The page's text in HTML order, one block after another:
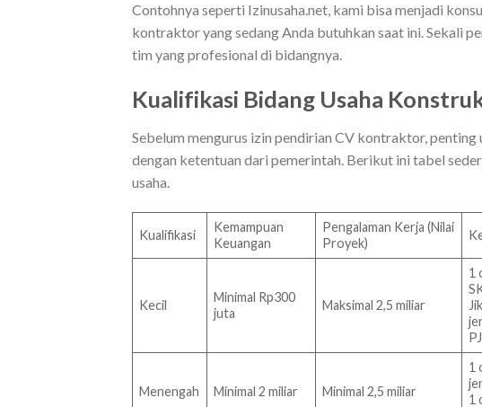
Contohnya seperti Izinusaha.net, kami bisa menjadi
kontraktor yang sedang Anda butuhkan saat ini. Sekali
tim yang profesional di bidangnya.
Kualifikasi Bidang Usaha
Sebelum mengurus izin pendirian CV kontraktor,
dengan ketentuan dari pemerintah. Berikut ini tabel
usaha.
Kualifikasi
Kemampuan
Keuangan
Pengalaman Kerja (Nilai
Proyek)
Kecil
Minimal Rp300
juta
Maksimal 2,5 miliar
1
Menengah Minimal 2 miliar Minimal 2,5 miliar
1
1